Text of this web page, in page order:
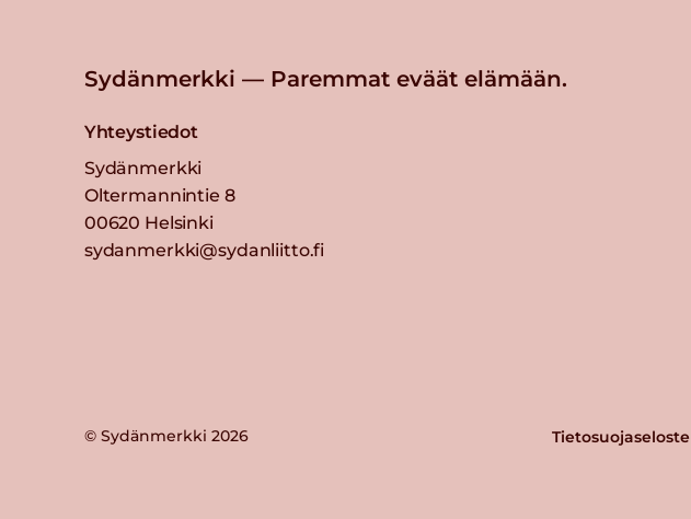
Sydänmerkki — Paremmat eväät elämään.
Yhteystiedot
Sydänmerkki
Oltermannintie 8
00620 Helsinki
sydanmerkki@sydanliitto.fi
© Sydänmerkki 2026 Tietosuojaseloste